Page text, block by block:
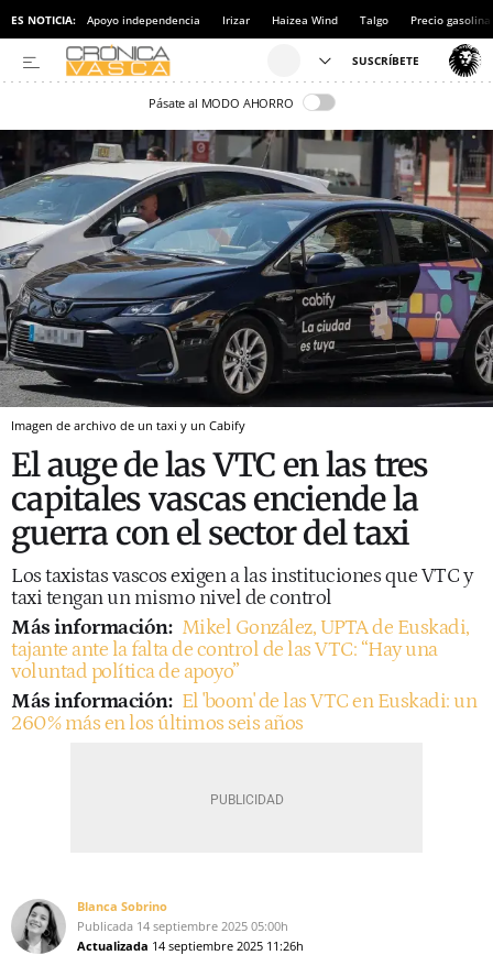
ES NOTICIA: Apoyo independencia Irizar Haizea Wind Talgo Precio gasolina
Pásate al MODO AHORRO
Imagen de archivo de un taxi y un Cabify
El auge de las VTC en las tres
capitales vascas enciende la
guerra con el sector del taxi
Los taxistas vascos exigen a las instituciones que VTC y
taxi tengan un mismo nivel de control
Más información: Mikel González, UPTA de Euskadi,
tajante ante la falta de control de las VTC: “Hay una
voluntad política de apoyo”
Más información: El 'boom' de las VTC en Euskadi: un
260% más en los últimos seis años
Blanca Sobrino
Publicada 14 septiembre 2025 05:00h
Actualizada 14 septiembre 2025 11:26h